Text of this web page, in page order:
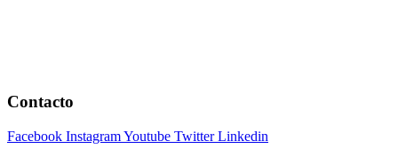
Contacto
Facebook InstagramYoutube Twitter Linkedin